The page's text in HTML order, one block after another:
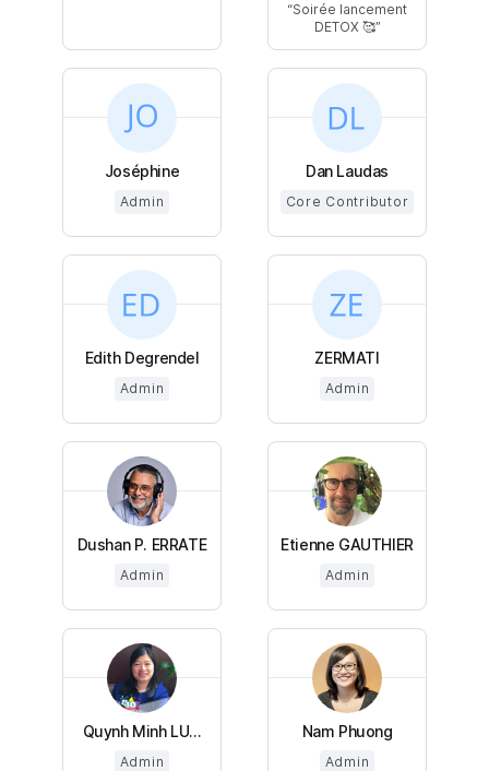
Soirée lancement
DETOX 🥰
Joséphine
Admin
Dan Laudas
Core Contributor
Edith Degrendel
Admin
ZERMATI
Admin
Dushan P. ERRATE
Admin
Etienne GAUTHIER
Admin
Quynh Minh LU...
Admin
Nam Phuong
Admin